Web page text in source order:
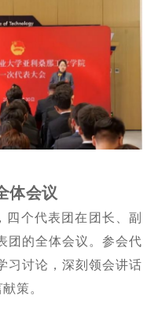
体会议
个代表团在团长、副
团的全体会议。参会代
习讨论，深刻领会讲话
策。